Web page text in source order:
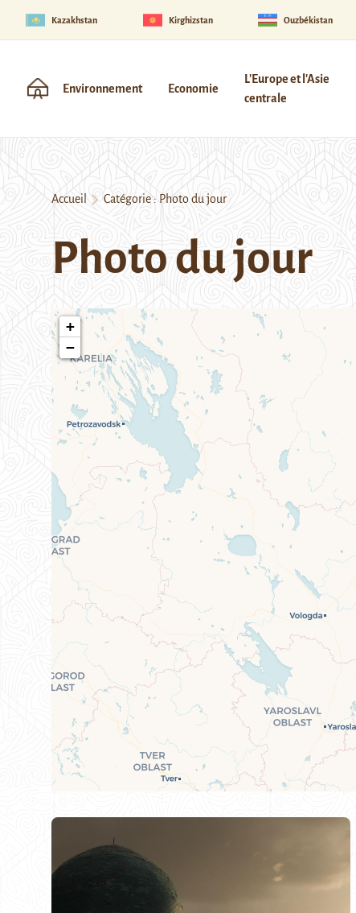
Kazakhstan Kirghizstan Ouzbékistan
Environnement Economie
L'Europe et l'Asie
centrale
Accueil Catégorie : Photo du jour
Photo du jour
+
−